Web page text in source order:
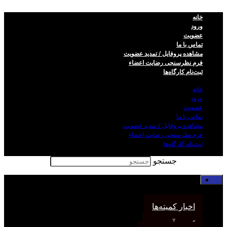
خانه
ورود
عضویت
تماس با ما
مشاهده پروفایل / تمدید عضویت
فرم نظر‌سنجی رضایت اعضاء
ثبت‌نام کارگاه‌ها
خانه
ورود
عضویت
تماس با ما
مشاهده پروفایل / تمدید عضویت
فرم نظر‌سنجی رضایت اعضاء
ثبت‌نام کارگاه‌ها
جستجو
اخبار کمیته‌ها
کمیته آموزش